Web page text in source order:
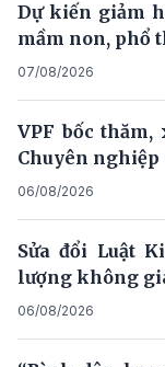
Dự kiến giảm
mầm non, phổ
07/08/2026
VPF bốc
Chuyên nghiệp
06/08/2026
Sửa đổi Luật
lượng không
06/08/2026